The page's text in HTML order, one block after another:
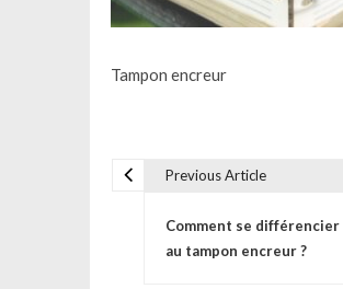
Tampon encreur
Previous Article
Comment se
au tampon encreur ?